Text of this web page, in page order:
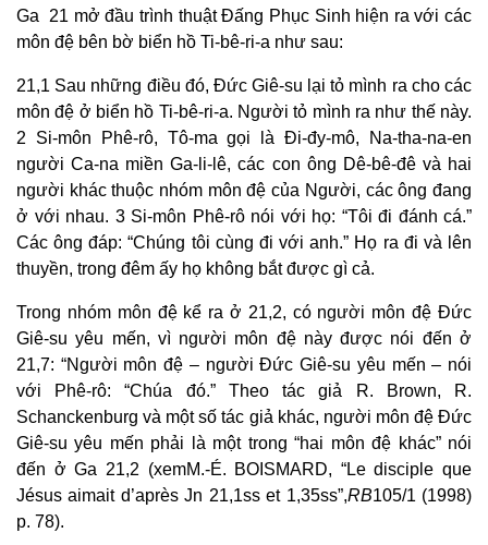
Ga 21 mở đầu trình thuật Đấng Phục Sinh hiện ra với các
môn đệ bên bờ biển hồ Ti-bê-ri-a như sau:
21,1 Sau những điều đó, Đức Giê-su lại tỏ mình ra cho các
môn đệ ở biển hồ Ti-bê-ri-a. Người tỏ mình ra như thế này.
2 Si-môn Phê-rô, Tô-ma gọi là Đi-đy-mô, Na-tha-na-en
người Ca-na miền Ga-li-lê, các con ông Dê-bê-đê và hai
người khác thuộc nhóm môn đệ của Người, các ông đang
ở với nhau. 3 Si-môn Phê-rô nói với họ: “Tôi đi đánh cá.”
Các ông đáp: “Chúng tôi cùng đi với anh.” Họ ra đi và lên
thuyền, trong đêm ấy họ không bắt được gì cả.
Trong nhóm môn đệ kể ra ở 21,2, có người môn đệ Đức
Giê-su yêu mến, vì người môn đệ này được nói đến ở
21,7: “Người môn đệ – người Đức Giê-su yêu mến – nói
với Phê-rô: “Chúa đó.” Theo tác giả R. Brown, R.
Schanckenburg và một số tác giả khác, người môn đệ Đức
Giê-su yêu mến phải là một trong “hai môn đệ khác” nói
đến ở Ga 21,2 (xemM.-É. BOISMARD, “Le disciple que
Jésus aimait d’après Jn 21,1ss et 1,35ss”,RB105/1 (1998)
p. 78).